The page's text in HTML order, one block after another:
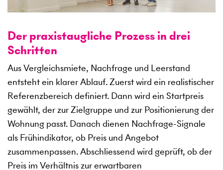
Der praxistaugliche Prozess in drei
Schritten
Aus Vergleichsmiete, Nachfrage und Leerstand
entsteht ein klarer Ablauf. Zuerst wird ein realistischer
Referenzbereich definiert. Dann wird ein Startpreis
gewählt, der zur Zielgruppe und zur Positionierung der
Wohnung passt. Danach dienen Nachfrage-Signale
als Frühindikator, ob Preis und Angebot
zusammenpassen. Abschliessend wird geprüft, ob der
Preis im Verhältnis zur erwartbaren